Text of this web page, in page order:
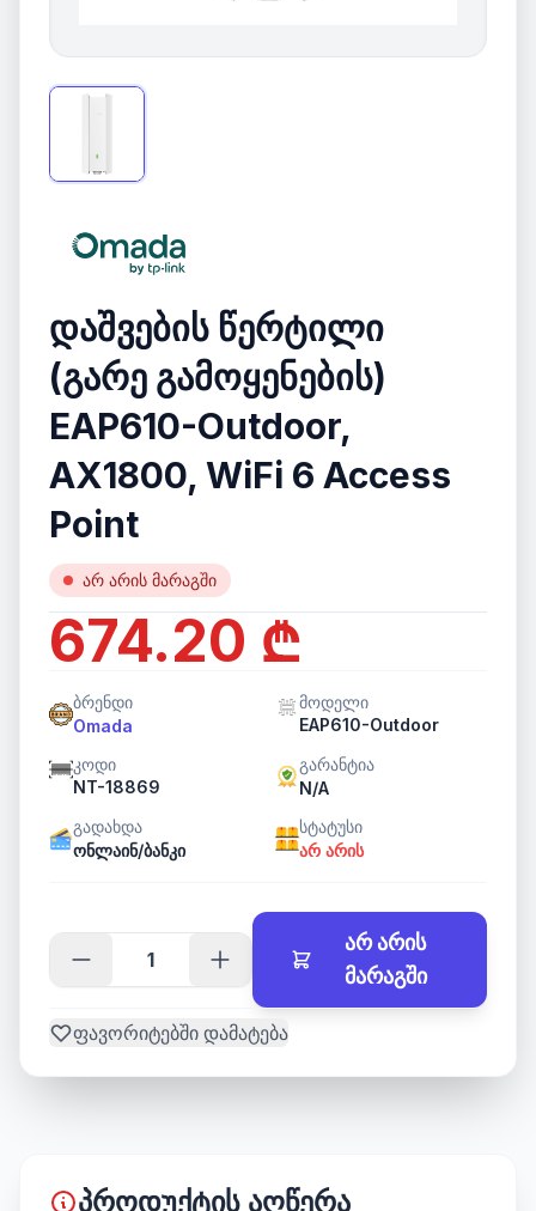
დაშვების წერტილი
(გარე გამოყენების)
EAP610-Outdoor,
AX1800, WiFi 6 Access
Point
არ არის მარაგში
674.20 ₾
ბრენდი
Omada
მოდელი
EAP610-Outdoor
კოდი
NT-18869
გარანტია
N/A
გადახდა
ონლაინ/ბანკი
სტატუსი
არ არის
არ არის
მარაგში
ფავორიტებში დამატება
პროდუქტის აღწერა